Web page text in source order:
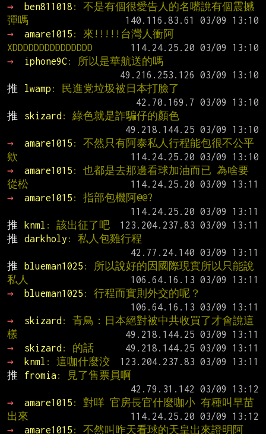
→
ben811018 : 不是有個很愛告人的名嘴說有個震撼
彈嗎
→
amare1015 : 來!!!!!台灣人衝阿
XDDDDDDDDDDDDDDD
→
iphone9C: 所以是華航送的嗎
推
lwamp : 民進党垃圾被日本打臉了
推
skizard : 綠色就是詐騙仔的顏色
→
amare1015 : 不然只有阿泰私人行程能包很不公平
欸
→
amare1015 : 也都是去那邊看球加油而已 為啥要
從松
→
amare1015 : 指部包機阿@@?
推
knml : 該出征了吧
推
darkholy : 私人包雞行程
推
blueman1025 : 所以說好的因國際現實所以只能說
私人
→
blueman1025 : 行程而實則外交的呢？
→
skizard : 青鳥：日本絕對被中共收買了才會說這
樣
→
skizard : 的話
→
knml : 這咖什麼洨
推
fromia: 見了售票員啊
→
amare1015 : 對咩 官房長官什麼咖小 有種叫早苗
出來
→
amare1015 : 不然叫昨天看球的天皇出來證明阿